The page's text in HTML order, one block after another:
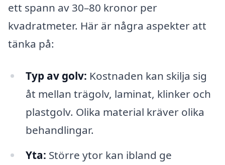
ett spann av 30–80 kronor per
kvadratmeter. Här är några aspekter att
tänka på:
Typ av golv: Kostnaden kan skilja sig
åt mellan trägolv, laminat, klinker och
plastgolv. Olika material kräver olika
behandlingar.
Yta: Större ytor kan ibland ge